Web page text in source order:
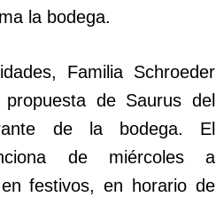
la bodega.
Familia Schroeder
de Saurus del
de la bodega. El
de miércoles a
festivos, en horario de